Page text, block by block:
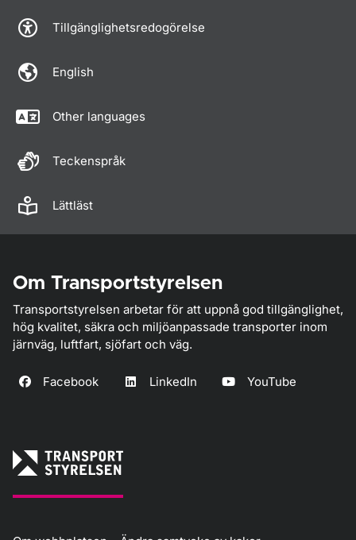
Tillgänglighetsredogörelse
English
Other languages
Teckenspråk
Lättläst
Om Transportstyrelsen
Transportstyrelsen arbetar för att uppnå god tillgänglighet,
hög kvalitet, säkra och miljöanpassade transporter inom
järnväg, luftfart, sjöfart och väg.
Facebook LinkedIn YouTube